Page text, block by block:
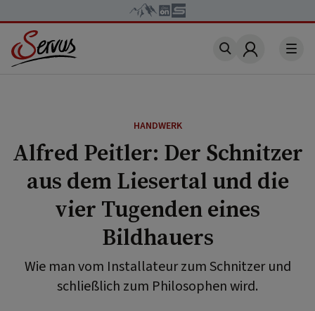
Account
HANDWERK
Alfred Peitler: Der Schnitzer
aus dem Liesertal und die
vier Tugenden eines
Bildhauers
Wie man vom Installateur zum Schnitzer und
schließlich zum Philosophen wird.